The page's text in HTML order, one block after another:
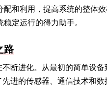
和利用，提高系统的整体
定运行的得力助手。
路
断进化。从最初的简单设
进的传感器、通信技术和